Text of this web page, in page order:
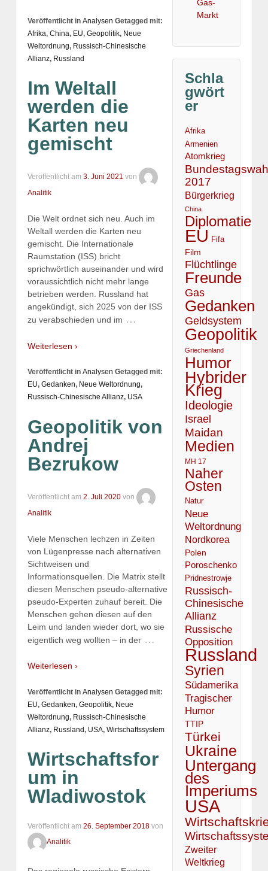
Veröffentlicht in Analysen Getagged mit:
Afrika, China, EU, Geopolitik, Neue
Weltordnung, Russisch-Chinesische
Allianz, Russland
Im Weltall
werden die
Karten neu
gemischt
Veröffentlicht am 3. Juni 2021 von
Analitik
Die Welt ordnet sich neu. Auch im
Weltall werden die Karten neu
gemischt. Die Internationale
Raumstation (ISS) bricht
sprichwörtlich auseinander und wird
voraussichtlich nicht mehr lange
betrieben werden. Russland hat
angekündigt, sich 2025 von der ISS
zu verabschieden und im …
Weiterlesen ›
Veröffentlicht in Analysen Getagged mit:
EU, Gedanken, Neue Weltordnung,
Russisch-Chinesische Allianz, USA
Geopolitik von
Andrej
Bezrukow
Veröffentlicht am 2. Juli 2020 von
Analitik
Viele Menschen lechzen in Zeiten
von Lügenpresse nach alternativen
Sichtweisen und
Informationsquellen. Die Matrix stellt
diesen Menschen pseudo-alternative
pseudo-Experten zuhauf bereit. Die
Menschen gehen diesen auf den
Leim und landen wieder dort, wo sie
eigentlich weg wollten – in der …
Weiterlesen ›
Veröffentlicht in Analysen Getagged mit:
EU, Gedanken, Geopolitik, Neue
Weltordnung, Russisch-Chinesische
Allianz, Russland, USA, Wirtschaftssystem
Wirtschaftsfor
um in
Wladiwostok
Veröffentlicht am 26. September 2018 von
Analitik
Gas-
Markt
Schla
gwört
er
Afrika
Armenien
Atomkrieg
2017
Bürgerkrieg
China
Diplomatie
EU Fifa
Film
Flüchtlinge
Freunde
Gas
Gedanken
Geldsystem
Geopolitik
Griechenland
Humor
Hybrider
Krieg
Ideologie
Israel
Maidan
Medien
MH 17
Naher
Osten
Natur
Neue
Weltordnung
Nordkorea
Polen
Poroschenko
Pridnestrowje
Russisch-
Chinesische
Allianz
Russische
Opposition
Russland
Syrien
Südamerika
Tragischer
Humor
TTIP
Türkei
Ukraine
Untergang
des
Imperiums
USA
Zweiter
Weltkrieg